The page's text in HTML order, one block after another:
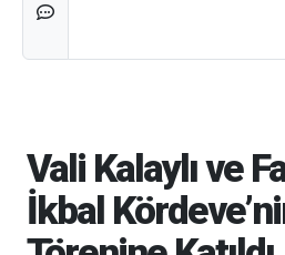
Vali Kalaylı ve
İkbal